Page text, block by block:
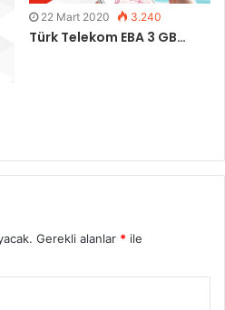
22 Mart 2020 3.240
Türk Telekom EBA 3 GB…
Gerekli alanlar * ile